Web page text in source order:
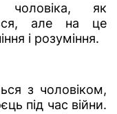
як
але на це
і розуміння.
з чоловіком,
під час війни.